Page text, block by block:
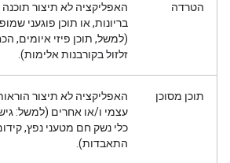
הטרדה
האפליקציה לא תיצור
בריונות, או תוכן פוגעני
(למשל, תוכן פיזי איומים,
זלזול בקורבנות אלימות).
תוכן מסוכן
האפליקציה לא תיצור
עצמי ו/או אחרים (למשל:
כלי נשק חם מטעני נפץ,
התאבדות).